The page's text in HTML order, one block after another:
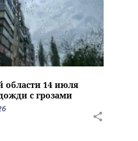
области 14 июля
с грозами